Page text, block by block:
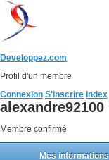
Developpez.com
Profil d'un membre
Connexion S'inscrire Index
alexandre92100
Membre confirmé
Mes informations